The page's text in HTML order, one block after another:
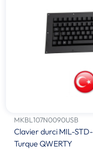
MKBL107N0090USB
Clavier durci MIL-
Turque QWERTY